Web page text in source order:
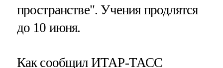
пространстве". Учения продлятся
до 10 июня.
Как сообщил ИТАР-ТАСС